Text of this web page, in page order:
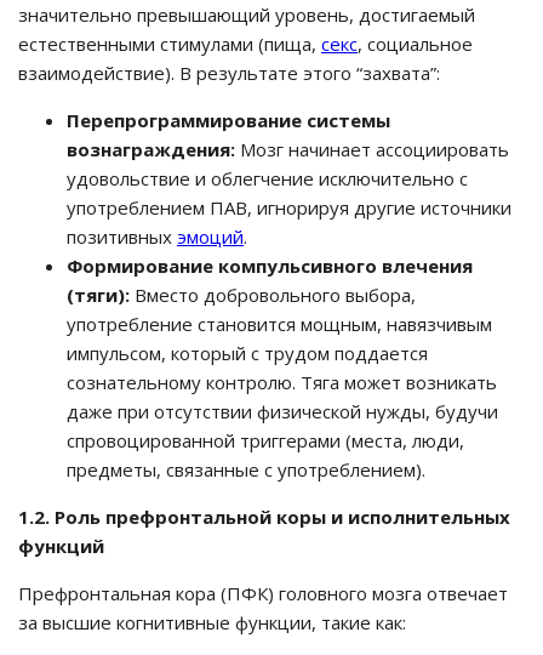
значительно превышающий уровень, достигаемый
естественными стимулами (пища, секс, социальное
взаимодействие). В результате этого “захвата”:
Перепрограммирование системы
вознаграждения: Мозг начинает ассоциировать
удовольствие и облегчение исключительно с
употреблением ПАВ, игнорируя другие источники
позитивных эмоций.
Формирование компульсивного влечения
(тяги): Вместо добровольного выбора,
употребление становится мощным, навязчивым
импульсом, который с трудом поддается
сознательному контролю. Тяга может возникать
даже при отсутствии физической нужды, будучи
спровоцированной триггерами (места, люди,
предметы, связанные с употреблением).
1.2. Роль префронтальной коры и исполнительных
функций
Префронтальная кора (ПФК) головного мозга отвечает
за высшие когнитивные функции, такие как: